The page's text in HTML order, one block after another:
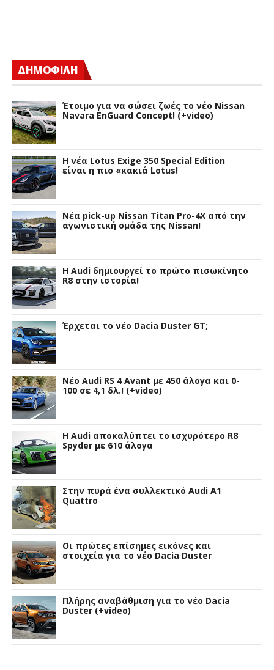
ΔΗΜΟΦΙΛΗ
Έτοιμο για να σώσει ζωές το νέο Nissan
Navara EnGuard Concept! (+video)
H νέα Lotus Exige 350 Special Edition
είναι η πιο «κακιά Lotus!
Νέα pick-up Nissan Titan Pro-4X από την
αγωνιστική ομάδα της Nissan!
Η Audi δημιουργεί το πρώτο πισωκίνητο
R8 στην ιστορία!
Έρχεται το νέο Dacia Duster GT;
Νέο Audi RS 4 Avant με 450 άλογα και 0-
100 σε 4,1 δλ.! (+video)
Η Audi αποκαλύπτει το ισχυρότερο R8
Spyder με 610 άλογα
Στην πυρά ένα συλλεκτικό Audi A1
Quattro
Οι πρώτες επίσημες εικόνες και
στοιχεία για το νέο Dacia Duster
Πλήρης αναβάθμιση για το νέο Dacia
Duster (+video)